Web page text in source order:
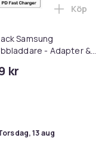
C 2m i varukorgen
USB-C till USB-C
Löpband med 5%
Samsung
- Adapter &
kr
Lägg till
Köp
torsdag, 13 aug